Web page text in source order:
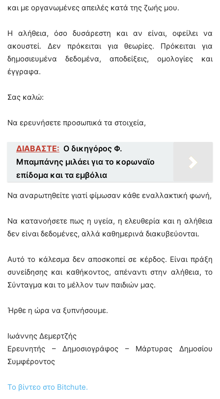
και με οργανωμένες απειλές κατά της ζωής μου.
Η αλήθεια, όσο δυσάρεστη και αν είναι, οφείλει να
ακουστεί. Δεν πρόκειται για θεωρίες. Πρόκειται για
δημοσιευμένα δεδομένα, αποδείξεις, ομολογίες και
έγγραφα.
Σας καλώ:
Να ερευνήσετε προσωπικά τα στοιχεία,
ΔΙΑΒΑΣΤΕ: Ο δικηγόρος Φ.
Μπαμπάνης μιλάει για το κορωναϊο
επίδομα και τα εμβόλια
Να αναρωτηθείτε γιατί φίμωσαν κάθε εναλλακτική φωνή,
Να κατανοήσετε πως η υγεία, η ελευθερία και η αλήθεια
δεν είναι δεδομένες, αλλά καθημερινά διακυβεύονται.
Αυτό το κάλεσμα δεν αποσκοπεί σε κέρδος. Είναι πράξη
συνείδησης και καθήκοντος, απέναντι στην αλήθεια, το
Σύνταγμα και το μέλλον των παιδιών μας.
Ήρθε η ώρα να ξυπνήσουμε.
Ιωάννης Δεμερτζής
Ερευνητής – Δημοσιογράφος – Μάρτυρας Δημοσίου
Συμφέροντος
Το βίντεο στο Bitchute.